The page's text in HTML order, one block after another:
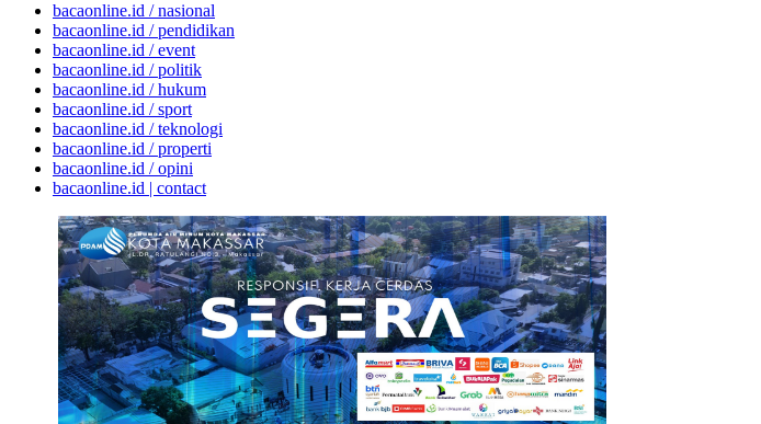
bacaonline.id / nasional
bacaonline.id / pendidikan
bacaonline.id / event
bacaonline.id / politik
bacaonline.id / hukum
bacaonline.id / sport
bacaonline.id / teknologi
bacaonline.id / properti
bacaonline.id / opini
bacaonline.id | contact